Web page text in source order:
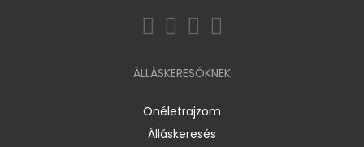
ÁLLÁSKERESŐKNEK
Önéletrajzom
Álláskeresés